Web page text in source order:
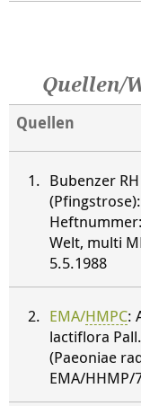
Quellen/
Quellen
Bubenzer
Welt, multi
5.5.1988
EMA/HMPC:
lactiflora
(Paeoniae
EMA/HHMP/